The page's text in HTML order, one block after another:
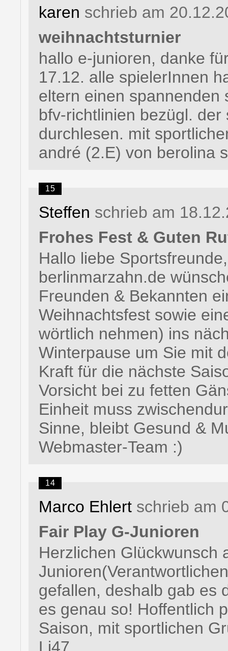
karen schrieb am
weihnachtsturnier
hallo e-junioren, danke
17.12. alle spielerInnen
eltern einen spannenden
bfv-richtlinien bezügl.
durchlesen. mit
andré (2.E) von berolina
15
Steffen schrieb am
Frohes Fest & Guten
Hallo liebe
berlinmarzahn.de
Freunden & Bekannten
Weihnachtsfest sowie
wörtlich nehmen) ins
Winterpause um Sie mit
Kraft für die nächste
Vorsicht bei zu fetten
Einheit muss
Sinne, bleibt Gesund &
Webmaster-Team :)
14
Marco Ehlert schrieb am
Fair Play G-Junioren
Herzlichen Glückwunsch
gefallen, deshalb gab es
es genau so! Hoffentlich
Saison, mit sportlichen
Li47